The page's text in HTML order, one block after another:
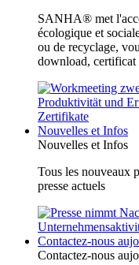
SANHA® met
écologique et
ou de recyclage,
download, certificat
Nouvelles et Infos
Nouvelles et Infos
Tous les nouveaux
presse actuels
Contactez-nous
Contactez-nous